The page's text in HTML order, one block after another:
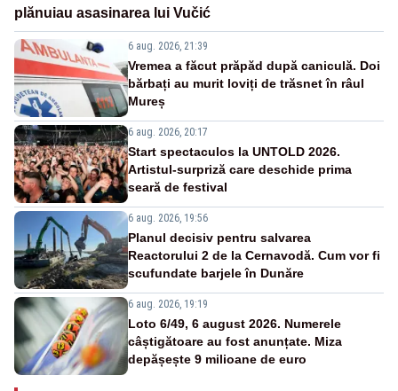
plănuiau asasinarea lui Vučić
6 aug. 2026, 21:39
Vremea a făcut prăpăd după caniculă. Doi
bărbați au murit loviți de trăsnet în râul
Mureș
6 aug. 2026, 20:17
Start spectaculos la UNTOLD 2026.
Artistul-surpriză care deschide prima
seară de festival
6 aug. 2026, 19:56
Planul decisiv pentru salvarea
Reactorului 2 de la Cernavodă. Cum vor fi
scufundate barjele în Dunăre
6 aug. 2026, 19:19
Loto 6/49, 6 august 2026. Numerele
câștigătoare au fost anunțate. Miza
depășește 9 milioane de euro